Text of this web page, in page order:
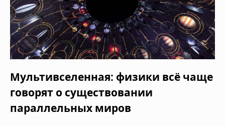
Мультивселенная: физики всё чаще
говорят о существовании
параллельных миров